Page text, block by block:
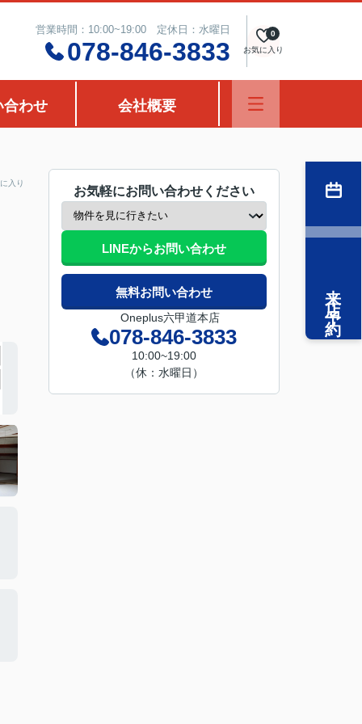
営業時間：10:00~19:00 定休日：水曜日
078-846-3833 お気に入り
0
合わせ 会社概要
入り
お気軽にお問い合わせください
LINEからお問い合わせ
無料お問い合わせ
Oneplus六甲道本店
078-846-3833
10:00~19:00
（休：水曜日）
来店予約